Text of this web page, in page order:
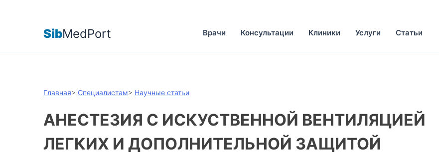
SibMedPort Врачи Консультации Клиники Услуги Статьи
Главная> Специалистам> Научные статьи
АНЕСТЕЗИЯ С ИСКУСТВЕННОЙ ВЕНТИЛЯЦИЕЙ
ЛЕГКИХ И ДОПОЛНИТЕЛЬНОЙ ЗАЩИТОЙ